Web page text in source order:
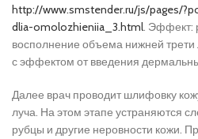
http://www.smstender.ru/js/pages/
dlia-omolozhieniia_3.html. Эффект:
восполнение объема нижней трети
с эффектом от введения
Далее врач проводит шлифовку
луча. На этом этапе устраняются
рубцы и другие неровности кожи.